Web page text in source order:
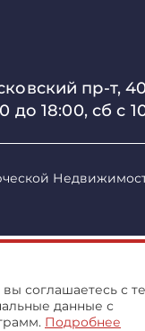
пр-т,
до18:00, сб с
соглашаетесь с
данные с
Подробнее